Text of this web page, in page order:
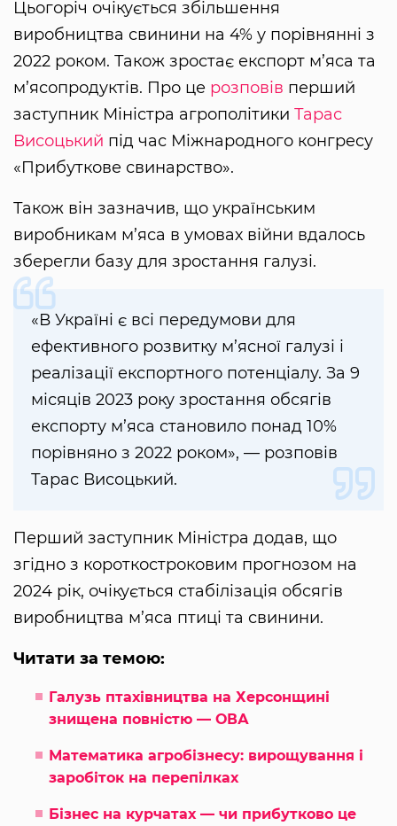
Цьогоріч очікується збільшення
виробництва свинини на 4% у порівнянні з
2022 роком. Також зростає експорт м’яса та
м’ясопродуктів. Про це розповів перший
заступник Міністра агрополітики Тарас
Висоцький під час Міжнародного конгресу
«Прибуткове свинарство».
Також він зазначив, що українським
виробникам м’яса в умовах війни вдалось
зберегли базу для зростання галузі.
«В Україні є всі передумови для
ефективного розвитку м’ясної галузі і
реалізації експортного потенціалу. За 9
місяців 2023 року зростання обсягів
експорту м’яса становило понад 10%
порівняно з 2022 роком», — розповів
Тарас Висоцький.
Перший заступник Міністра додав, що
згідно з короткостроковим прогнозом на
2024 рік, очікується стабілізація обсягів
виробництва м’яса птиці та свинини.
Читати за темою:
Галузь птахівництва на Херсонщині
знищена повністю — ОВА
Математика агробізнесу: вирощування і
заробіток на перепілках
Бізнес на курчатах — чи прибутково це